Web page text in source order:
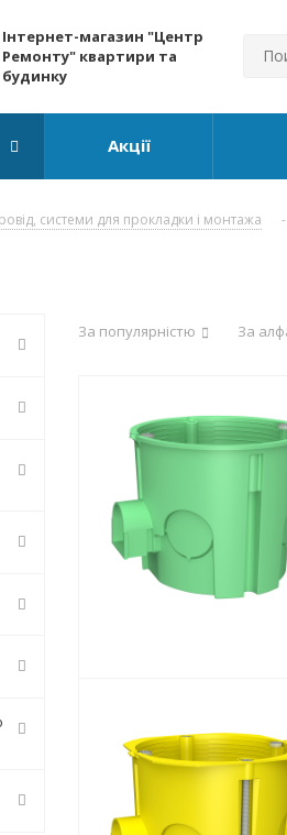
Інтернет-магазин "Центр
Ремонту" квартири та
будинку
Акції
системи для прокладки і монтажа -
За популярністю За